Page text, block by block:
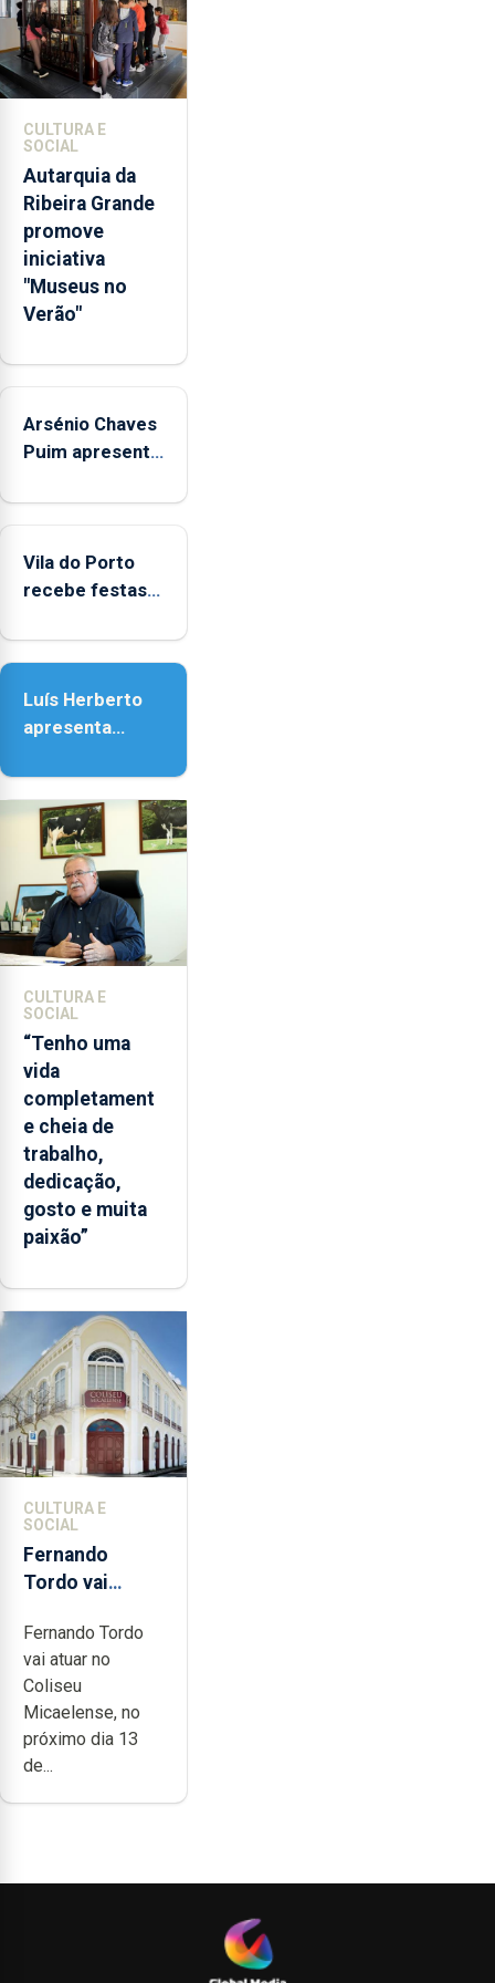
através
da
promoção
de
pessoais,
emocionais
e
sociais
junto
das
crianças
CULTURA E
SOCIAL
Autarquia da
Ribeira Grande
promove
iniciativa
"Museus no
Verão"
Arsénio Chaves
Puim apresenta
Biblioteca de
Vila do Porto
recebe festas
Nossa Senhora
Luís Herberto
apresenta
Paisagem’
CULTURA E
SOCIAL
“Tenho uma
vida
completament
e cheia de
trabalho,
dedicação,
gosto e muita
paixão”
CULTURA E
SOCIAL
Fernando
Tordo vai
anos de
carreira no
Coliseu
Micaelense
Fernando Tordo
vai atuar no
Coliseu
Micaelense, no
próximo dia 13
de...